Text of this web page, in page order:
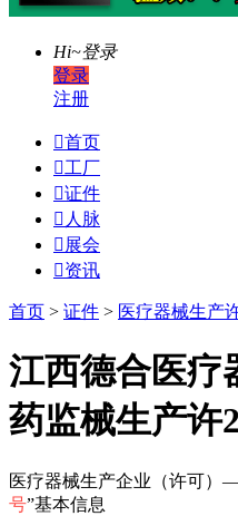
Hi~登录
登录
注册
首页
工厂
证件
 人脉
 展会
资讯
首页 > 证件 > 医疗器械生产
江西德合医疗
药监械生产许
医疗器械生产企业（许可）
号”基本信息